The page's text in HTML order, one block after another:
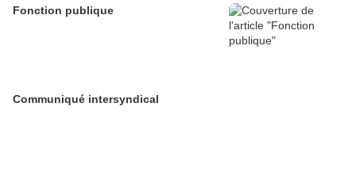
Fonction publique
Communiqué intersyndical